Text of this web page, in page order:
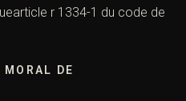
r 1334-1 du code de
DE